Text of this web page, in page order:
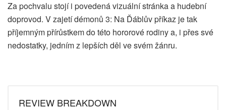
Za pochvalu stojí i povedená vizuální stránka a hudební
doprovod. V zajetí démonů 3: Na Ďáblův příkaz je tak
příjemným přírůstkem do této hororové rodiny a, i přes své
nedostatky, jedním z lepších děl ve svém žánru.
REVIEW BREAKDOWN